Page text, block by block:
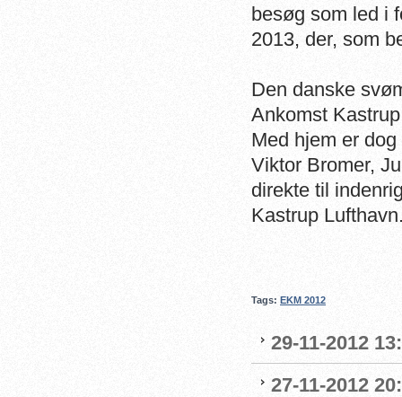
besøg som led i
2013, der, som
Den danske
Ankomst
Med hjem er
Viktor Bromer,
direkte til
Kastrup
Tags: EKM 2012
29-11-2012
27-11-2012